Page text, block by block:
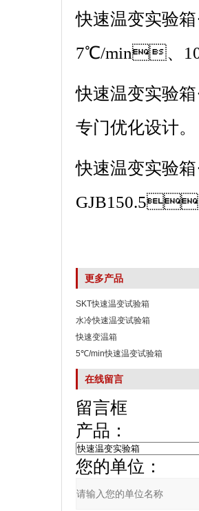
快速温变实验箱
7℃/min、
快速温变实验箱
专门优化设计。
快速温变实验箱
GJB150.5
更多产品
SKT快速温变试验箱
水冷快速温变试验箱
快速变温箱
5℃/min快速温变试验箱
在线留言
留言框
产品：
您的单位：